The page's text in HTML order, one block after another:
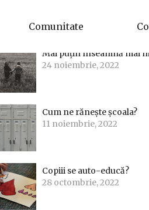
Comunitate
Mai puțin înseamnă mai
24 noiembrie, 2022
Cum ne rănește școala?
11 noiembrie, 2022
Copiii se auto-educă?
28 octombrie, 2022